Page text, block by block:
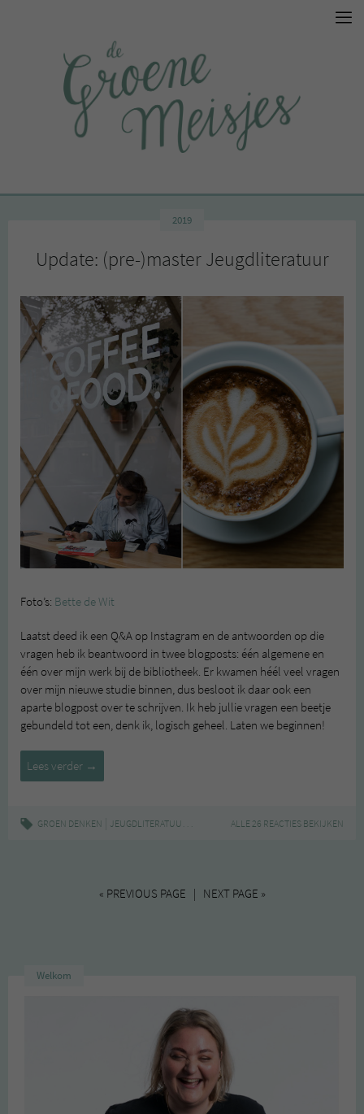
2019
Update: (pre-)master Jeugdliteratuur
Foto’s: Bette de Wit
Laatst deed ik een Q&A op Instagram en de antwoorden op die
vragen heb ik beantwoord in twee blogposts: één algemene en
één over mijn werk bij de bibliotheek. Er kwamen héél veel vragen
over mijn nieuwe studie binnen, dus besloot ik daar ook een
aparte blogpost over te schrijven. Ik heb jullie vragen een beetje
gebundeld tot een, denk ik, logisch geheel. Laten we beginnen!
Lees verder Update:
(pre-)master
→
GROEN DENKEN JEUGDLITERATUUR , PRE-MASTER,STUDEREN,UNIVERSITEIT
ALLE 26 REACTIES BEKIJKEN
« PREVIOUS PAGE | NEXT PAGE »
Welkom